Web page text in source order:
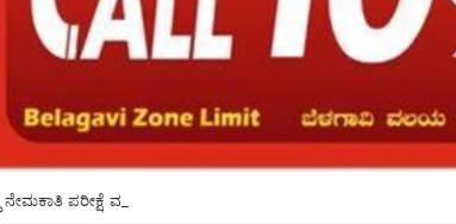
ನೇಮಕಾತಿ ಪರೀಕ್ಷೆ ಮುಂದೂಡಿಕೆ*